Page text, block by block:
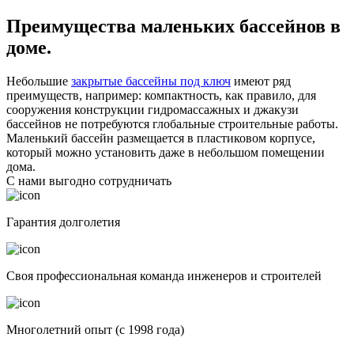
Преимущества маленьких бассейнов в
доме.
Небольшие закрытые бассейны под ключ имеют ряд
преимуществ, например: компактность, как правило, для
сооружения конструкции гидромассажных и джакузи
бассейнов не потребуются глобальные строительные работы.
Маленький бассейн размещается в пластиковом корпусе,
который можно установить даже в небольшом помещении
дома.
С нами выгодно сотрудничать
Гарантия долголетия
Своя профессиональная команда инженеров и строителей
Многолетний опыт (с 1998 года)